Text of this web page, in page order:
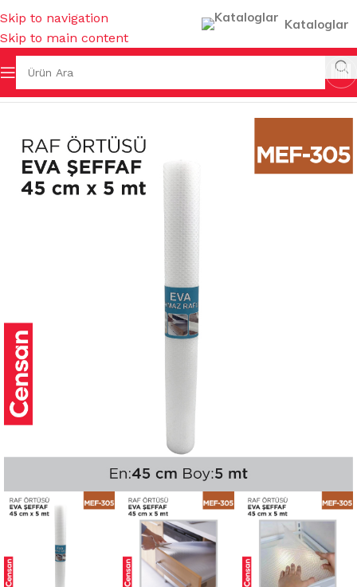
Skip to navigation
Skip to main content
Kataloglar
Ana Sayfa